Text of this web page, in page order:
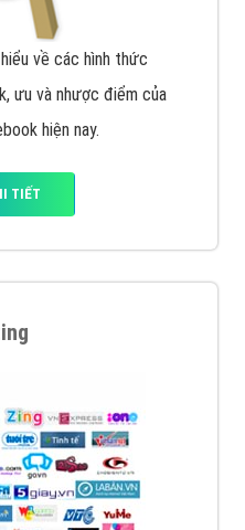
về các hình thức
ưu và nhược điểm của
hiện nay.
TIẾT